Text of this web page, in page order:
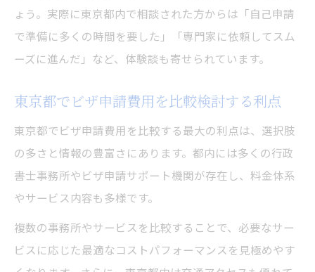
ょう。実際に東京都内で相談された方からは「自己申請
で準備に多くの時間を要した」「専門家に依頼してスム
ーズに進んだ」など、体験談も寄せられています。
東京都でビザ申請費用を比較検討する利点
東京都でビザ申請費用を比較する最大の利点は、選択肢
の多さと情報の豊富さにあります。都内には多くの行政
書士事務所やビザ申請サポート機関が存在し、料金体系
やサービス内容も多様です。
複数の事務所やサービスを比較することで、必要なサー
ビスに応じた最適なコストパフォーマンスを見極めやす